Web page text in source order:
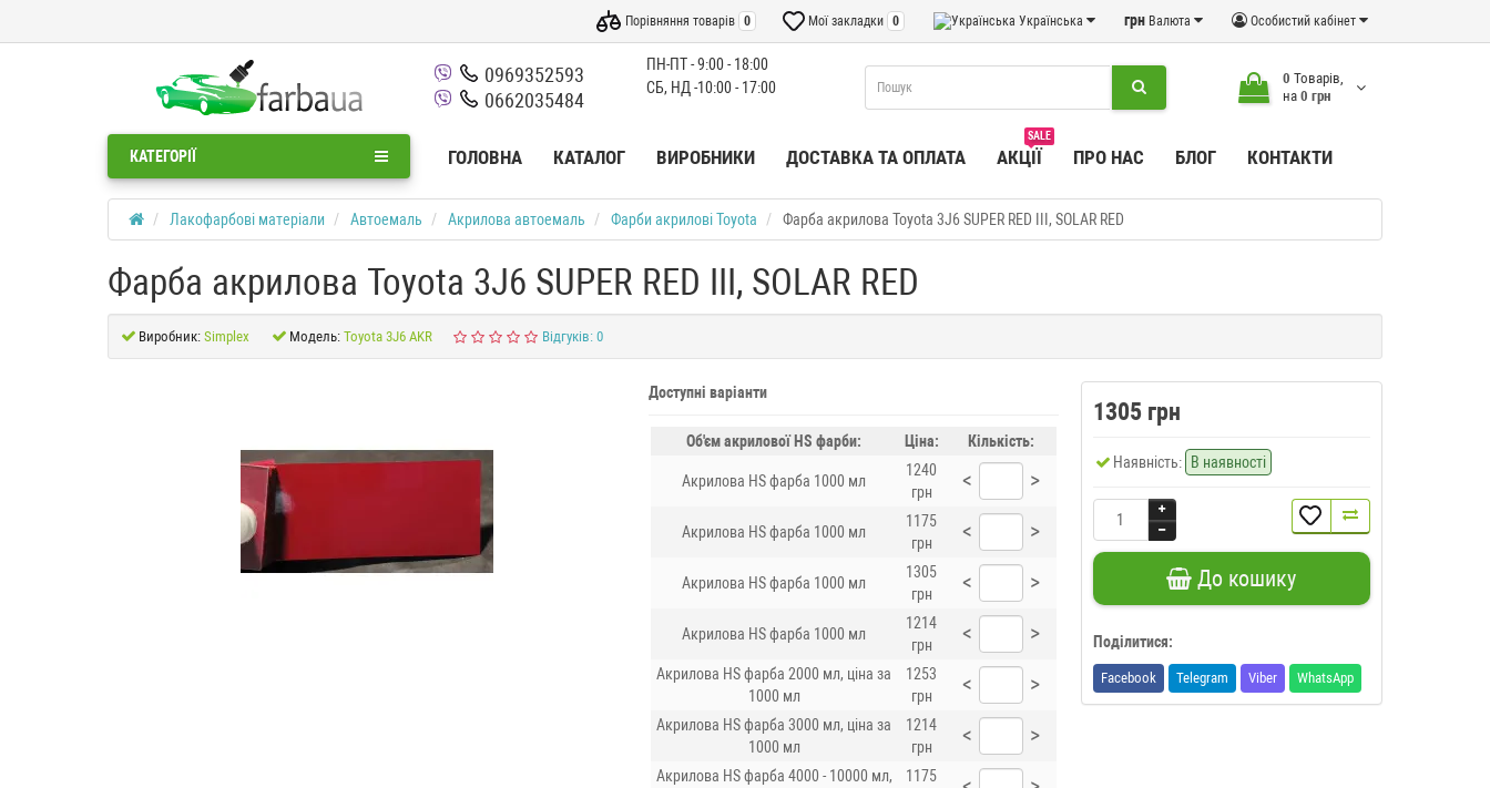
Особистий кабінет
грн Валюта
Українська
Мої закладки 0
Порівняння товарів 0
0969352593
0662035484
ПН-ПТ - 9:00 - 18:00
СБ, НД -10:00 - 17:00
0 Товарів,
на 0 грн
КАТЕГОРІЇ ГОЛОВНА КАТАЛОГ ВИРОБНИКИ ДОСТАВКА ТА ОПЛАТА
SALE
АКЦІЇ ПРО НАС БЛОГ КОНТАКТИ
Лакофарбові матеріали Автоемаль Акрилова автоемаль Фарби акрилові Toyota Фарба акрилова Toyota 3J6 SUPER RED III, SOLAR RED
Фарба акрилова Toyota 3J6 SUPER RED III, SOLAR RED
Виробник: Simplex Модель: Toyota 3J6 AKR Відгуків: 0
Доступні варіанти
Об'єм акрилової HS фарби: Ціна: Кількість:
Акрилова HS фарба 1000 мл
1240
грн
< >
Акрилова HS фарба 1000 мл
1175
грн
< >
Акрилова HS фарба 1000 мл
1305
грн
< >
Акрилова HS фарба 1000 мл
1214
грн
< >
Акрилова HS фарба 2000 мл, ціна за
1000 мл
1253
грн
< >
Акрилова HS фарба 3000 мл, ціна за
1000 мл
1214
грн
< >
Акрилова HS фарба 4000 - 10000 мл,
1175
1305 грн
Наявність: В наявності
До кошику
Поділитися:
Facebook Telegram Viber WhatsApp